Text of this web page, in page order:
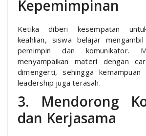
Kepemimpinan
Ketika diberi kesempatan
keahlian, siswa belajar
pemimpin dan komunikator.
menyampaikan materi dengan
dimengerti, sehingga
leadership juga terasah.
3. Mendorong
dan Kerjasama